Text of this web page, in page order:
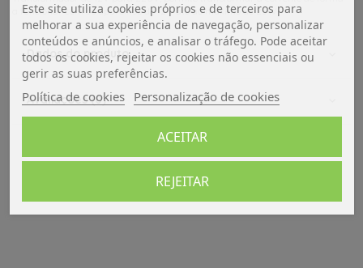
a funcionar com os aparelhos de 12 v até ao máximo de 25W
Dados do produto
Avaliações (0)
Este site utiliza cookies próprios e de terceiros para
melhorar a sua experiência de navegação, personalizar
conteúdos e anúncios, e analisar o tráfego. Pode aceitar
todos os cookies, rejeitar os cookies não essenciais ou
gerir as suas preferências.
Política de cookies Personalização de cookies
REJEITAR
ACEITAR